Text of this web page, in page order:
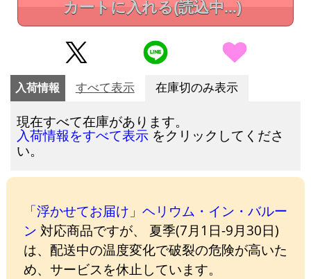
カートに入れる(読込中...)
入荷情報 すべて表示 在庫切のみ表示
現在すべて在庫があります。
入荷情報をすべて表示 をクリックしてくださ
い。
「浮かせてお届け」ヘリウム・イン・バルー
ン 対応商品ですが、 夏季(7月1日-9月30日)
は、配送中の温度変化で破裂の危険が高いた
め、サービスを休止しています。